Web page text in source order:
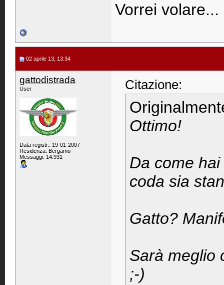
Vorrei volare...
02 aprile 13, 13:34
gattodistrada
User
Data registr.: 19-01-2007
Residenza: Bergamo
Messaggi: 14.931
Citazione:
Ottimo!
Da come
coda sia
Gatto?
Sarà meglio
;-)